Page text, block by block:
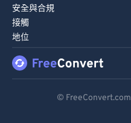
安全與合規
接觸
地位
©